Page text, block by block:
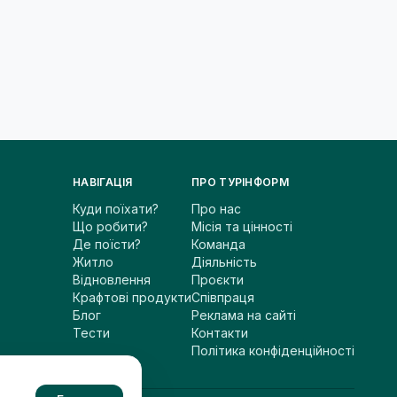
НАВІГАЦІЯ
Куди поїхати?
Що робити?
Де поїсти?
Житло
Відновлення
Крафтові продукти
Блог
Тести
ПРО ТУРІНФОРМ
Про нас
Місія та цінності
Команда
Діяльність
Проєкти
Співпраця
Реклама на сайті
Контакти
Політика конфіденційності